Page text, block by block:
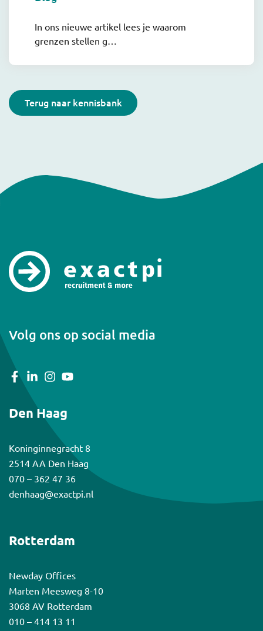
In ons nieuwe artikel lees je waarom
grenzen stellen g…
Terug naar kennisbank
Volg ons op social media
Den Haag
Koninginnegracht 8
2514 AA Den Haag
070 – 362 47 36
denhaag@exactpi.nl
Rotterdam
Newday Offices
Marten Meesweg 8-10
3068 AV Rotterdam
010 – 414 13 11